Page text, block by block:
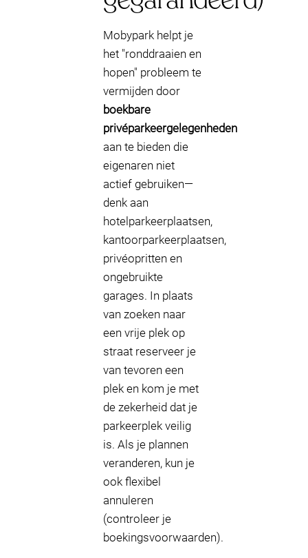
Mobypark helpt je
het "ronddraaien en
hopen" probleem te
vermijden door
boekbare
privéparkeergelegenheden
aan te bieden die
eigenaren niet
actief gebruiken—
denk aan
hotelparkeerplaatsen,
kantoorparkeerplaatsen,
privéopritten en
ongebruikte
garages. In plaats
van zoeken naar
een vrije plek op
straat reserveer je
van tevoren een
plek en kom je met
de zekerheid dat je
parkeerplek veilig
is. Als je plannen
veranderen, kun je
ook flexibel
annuleren
(controleer je
boekingsvoorwaarden).